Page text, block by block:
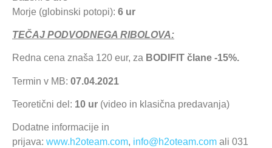
Morje (globinski potopi): 6 ur
TEČAJ PODVODNEGA RIBOLOVA:
Redna cena znaša 120 eur, za BODIFIT člane -15%.
Termin v MB: 07.04.2021
Teoretični del: 10 ur (video in klasična predavanja)
Dodatne informacije in
prijava: www.h2oteam.com, info@h2oteam.com ali 031